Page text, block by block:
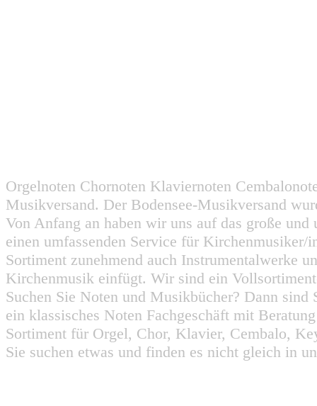
Orgelnoten Chornoten Klaviernoten
Musikversand. Der Bodensee-Musikversand
Von Anfang an haben wir uns auf das große
einen umfassenden Service für
Sortiment zunehmend auch Instrumentalwerke
Kirchenmusik einfügt. Wir sind ein
Suchen Sie Noten und Musikbücher? Dann
ein klassisches Noten Fachgeschäft mit
Sortiment für Orgel, Chor, Klavier, Cembalo,
Sie suchen etwas und finden es nicht gleich in